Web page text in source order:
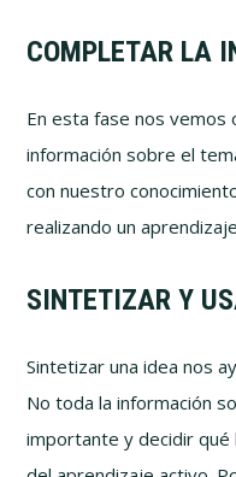
COMPLETAR LA
En esta fase nos vemos
información sobre el
con nuestro
realizando un
SINTETIZAR Y
Sintetizar una idea nos
No toda la información
importante y decidir